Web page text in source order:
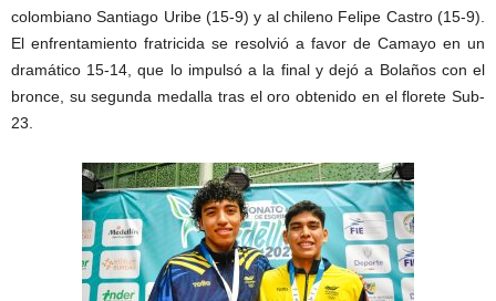
colombiano Santiago Uribe (15-9) y al chileno Felipe Castro (15-9).
El enfrentamiento fratricida se resolvió a favor de Camayo en un
dramático 15-14, que lo impulsó a la final y dejó a Bolaños con el
bronce, su segunda medalla tras el oro obtenido en el florete Sub-
23.